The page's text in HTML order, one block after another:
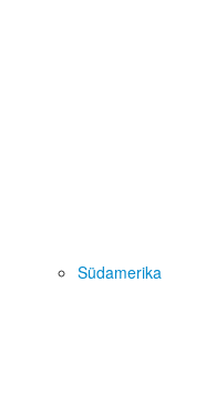
Südamerika